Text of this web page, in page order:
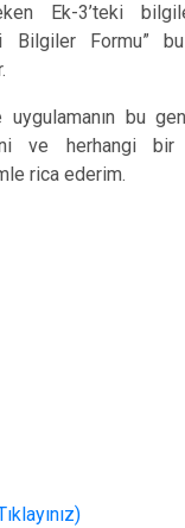
Ek-3’teki
Bilgiler Formu”
bu
ve herhangi bir
rica ederim.